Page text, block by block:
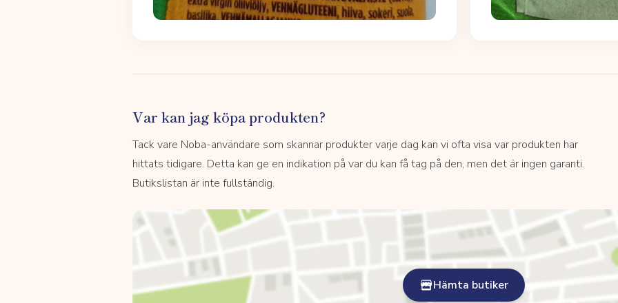
Var kan jag köpa produkten?
Tack vare Noba-användare som skannar produkter varje dag kan vi ofta visa var produkten har
hittats tidigare. Detta kan ge en indikation på var du kan få tag på den, men det är ingen garanti.
Butikslistan är inte fullständig.
Hämta butiker